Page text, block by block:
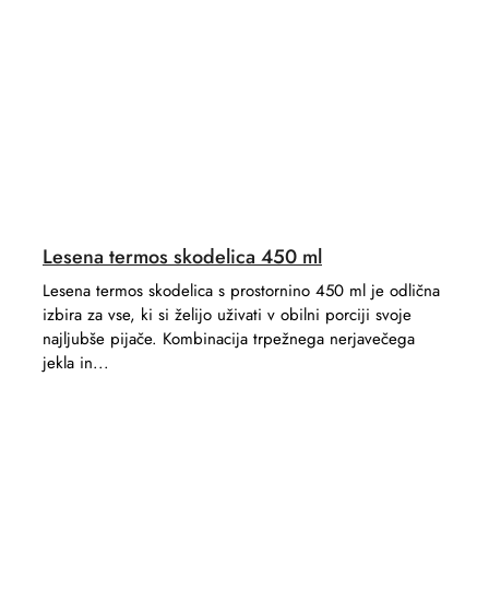
Lesena termos skodelica 450 ml
Lesena termos skodelica s prostornino 450 ml je odlična
izbira za vse, ki si želijo uživati ​​v obilni porciji svoje
najljubše pijače. Kombinacija trpežnega nerjavečega
jekla in...